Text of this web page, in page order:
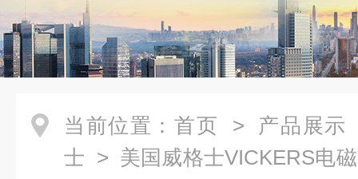
当前位置： 首页 > 产品展示
士 > 美国威格士VICKERS电